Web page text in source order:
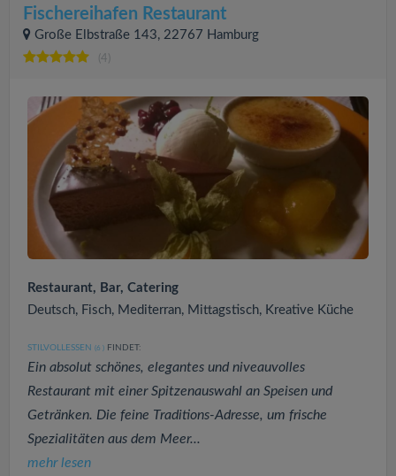
Fischereihafen Restaurant
Große Elbstraße 143, 22767 Hamburg
(4)
Restaurant, Bar, Catering
Deutsch, Fisch, Mediterran, Mittagstisch, Kreative Küche
STILVOLLESSEN (6 ) FINDET:
Ein absolut schönes, elegantes und niveauvolles
Restaurant mit einer Spitzenauswahl an Speisen und
Getränken. Die feine Traditions-Adresse, um frische
Spezialitäten aus dem Meer...
mehr lesen